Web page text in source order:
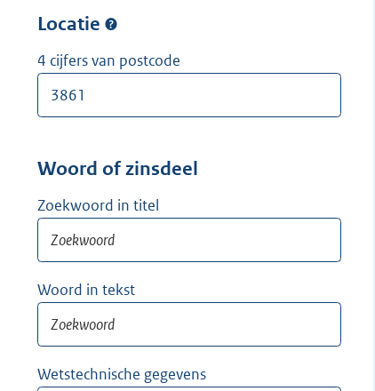
j
d
i
Locatie
4 cijfers van postcode
Woord of zinsdeel
Zoekwoord in titel
Woord in tekst
Wetstechnische gegevens